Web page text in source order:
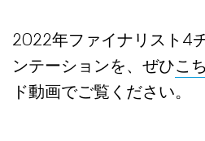
2022年ファイナリスト4
ンテーションを、ぜひこ
ド動画でご覧ください。